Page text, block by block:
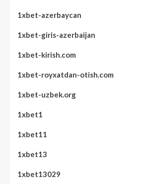
1xbet-azerbaycan
1xbet-giris-azerbaijan
1xbet-kirish.com
1xbet-royxatdan-otish.com
1xbet-uzbek.org
1xbet1
1xbet11
1xbet13
1xbet13029